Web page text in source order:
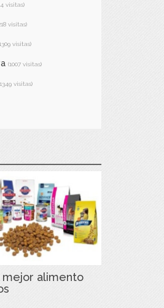
visitas)
visitas)
visitas)
(1007 visitas)
visitas)
mejor alimento